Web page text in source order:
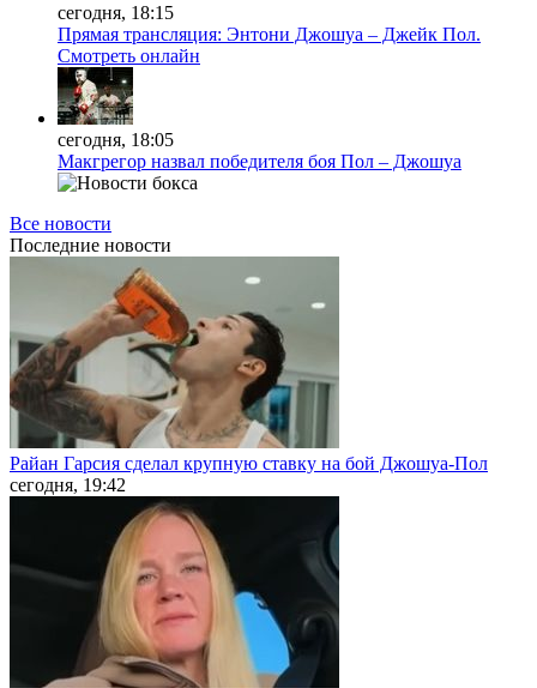
сегодня, 18:15
Прямая трансляция: Энтони Джошуа – Джейк Пол.
Смотреть онлайн
сегодня, 18:05
Макгрегор назвал победителя боя Пол – Джошуа
Все новости
Последние новости
Райан Гарсия сделал крупную ставку на бой Джошуа-Пол
сегодня, 19:42